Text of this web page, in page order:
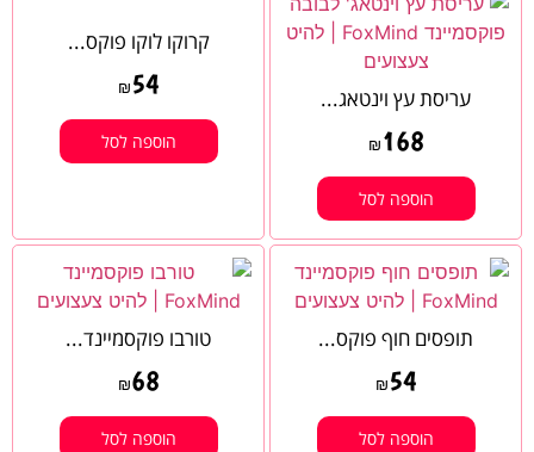
עריסת עץ וינטאג...
₪ 168
הוספה לסל
קרוקו לוקו פוקס...
₪ 54
הוספה לסל
תופסים חוף פוקס...
₪ 54
הוספה לסל
טורבו פוקסמיינד...
₪68
הוספה לסל